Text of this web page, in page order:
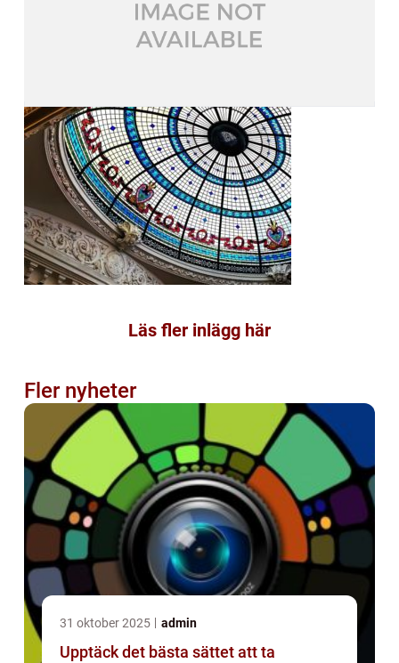
Läs fler inlägg här
Fler nyheter
31 oktober 2025 admin
Upptäck det bästa sättet att ta